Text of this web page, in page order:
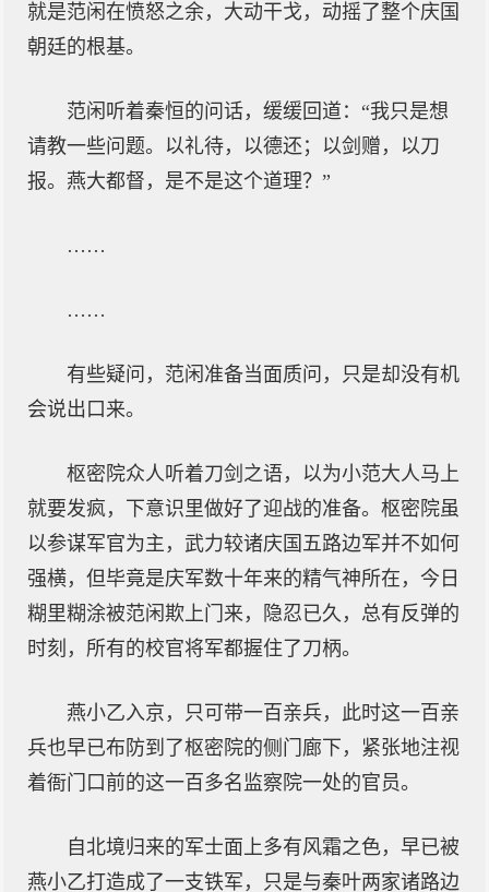
就是范闲在愤怒之余，大动干戈，动摇了整个庆国
朝廷的根基。
范闲听着秦恒的问话，缓缓回道：“我只是想
请教一些问题。以礼待，以德还；以剑赠，以刀
报。燕大都督，是不是这个道理？”
……
……
有些疑问，范闲准备当面质问，只是却没有机
会说出口来。
枢密院众人听着刀剑之语，以为小范大人马上
就要发疯，下意识里做好了迎战的准备。枢密院虽
以参谋军官为主，武力较诸庆国五路边军并不如何
强横，但毕竟是庆军数十年来的精气神所在，今日
糊里糊涂被范闲欺上门来，隐忍已久，总有反弹的
时刻，所有的校官将军都握住了刀柄。
燕小乙入京，只可带一百亲兵，此时这一百亲
兵也早已布防到了枢密院的侧门廊下，紧张地注视
着衙门口前的这一百多名监察院一处的官员。
自北境归来的军士面上多有风霜之色，早已被
燕小乙打造成了一支铁军，只是与秦叶两家诸路边